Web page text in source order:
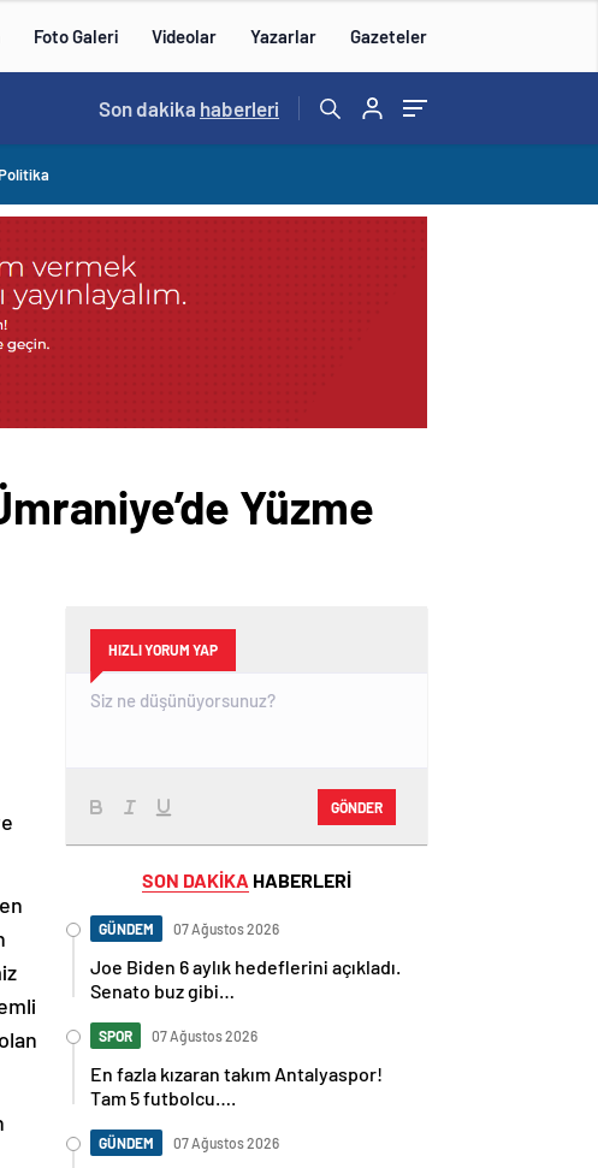
Foto Galeri Videolar Yazarlar Gazeteler
15:20 /
Son dakika haberleri
Yüzme
HIZLI YORUM YAP
GÖNDER
SON DAKİKA HABERLERİ
GÜNDEM 07 Ağustos 2026
Joe Biden 6 aylık hedeflerini açıkladı.
Senato buz gibi…
SPOR 07 Ağustos 2026
En fazla kızaran takım Antalyaspor!
Tam 5 futbolcu….
GÜNDEM 07 Ağustos 2026